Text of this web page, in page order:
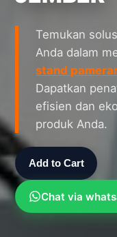
Temukan
Anda dalam
stand
Dapatkan
efisien dan
produk Anda.
Add to Cart
Chat via